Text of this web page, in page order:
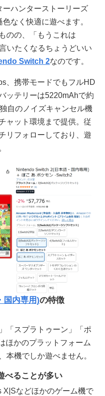
ーハンターストーリーズ
なく快適に遊べます。
のの、「もうこれは
いたくなるちょうどいい
Switch 2なのです。
、携帯モードでもフルHD
ッテリーは5220mAhで約
自のノイズキャンセル機
ャット環境まで提供。従
リフォローしており、遊
国内専用)の特徴
「スプラトゥーン」「ポ
ほかのプラットフォーム
本機でしか遊べません。
べることが多い
などほかのゲーム機で